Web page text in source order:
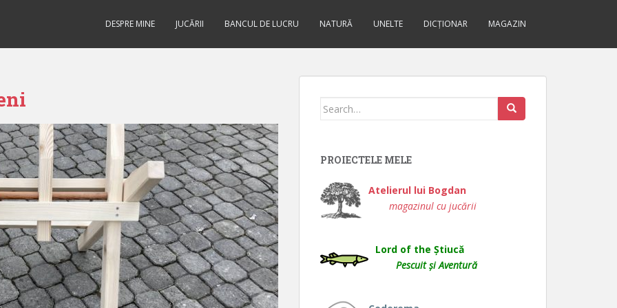
DESPRE MINE JUCĂRII BANCUL DE LUCRU NATURĂ UNELTE DICȚIONAR MAGAZIN
Search
PROIECTELE MELE
Atelierul lui Bogdan
magazinul cu jucării
Lord of the Știucă
Pescuit și Aventură